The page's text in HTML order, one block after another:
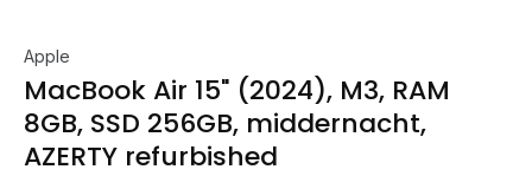
Apple
MacBook Air 15" (2024), M3, RAM
8GB, SSD 256GB, middernacht,
AZERTY refurbished